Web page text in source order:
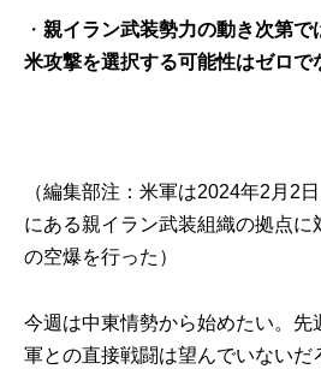
・親イラン武装勢力の動き次第で
米攻撃を選択する可能性はゼロで
（編集部注：米軍は2024年2月2
にある親イラン武装組織の拠点に
の空爆を行った）
今週は中東情勢から始めたい。先
軍との直接戦闘は望んでいないだ